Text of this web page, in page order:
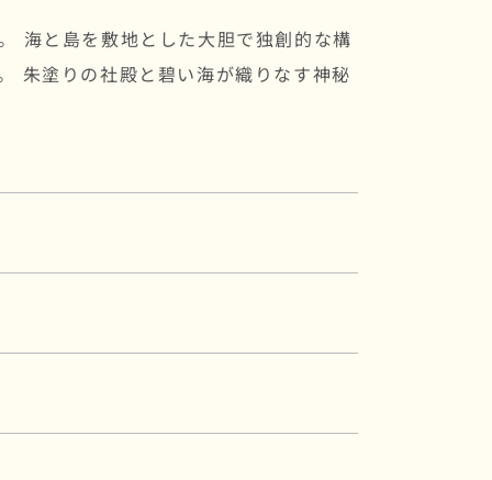
海と島を敷地とした大胆で独創的な構
朱塗りの社殿と碧い海が織りなす神秘